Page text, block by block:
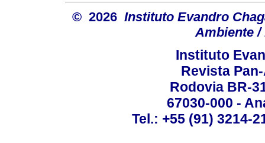
© 2026 Instituto Evandro
Ambiente /
Instituto
Revista
Rodovia BR-
67030-000 -
Tel.: +55 (91) 3214-